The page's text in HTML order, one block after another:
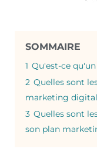
SOMMAIRE
1 Qu'est-ce
2 Quelles sont
marketing
3 Quelles sont
son plan